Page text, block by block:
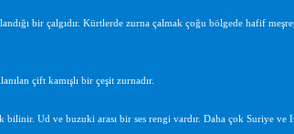
bir çalgıdır. Kürtlerde zurna çalmak çoğu bölgede hafif
çift kamışlı bir çeşit zurnadır.
bilinir. Ud ve buzuki arası bir ses rengi vardır. Daha çok Suriye ve